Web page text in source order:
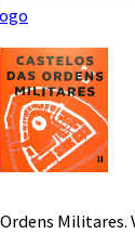
Militares.